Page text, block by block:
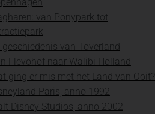
van Ponypark tot
geschiedenis van Toverland
Flevohof naar Walibi Holland
ging er mis met het Land van Ooit?
Paris, anno 1992
Disney Studios, anno 2002